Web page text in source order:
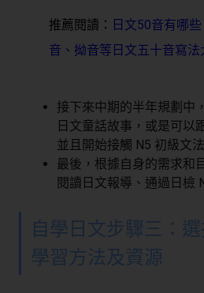
推薦閱讀： 日文50音有哪
音、拗音等日文五十音寫法
接下來中期的半年規劃中
日文童話故事，或是可以
並且開始接觸 N5 初級文法
最後，根據自身的需求和
閱讀日文報導、通過日檢
自學日文步驟三：
學習方法及資源